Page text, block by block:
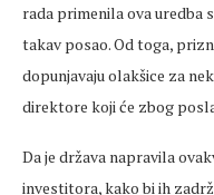
rada primenila ova uredba
takav posao. Od toga,
dopunjavaju olakšice za
direktore koji će zbog
Da je država napravila
investitora, kako bi ih